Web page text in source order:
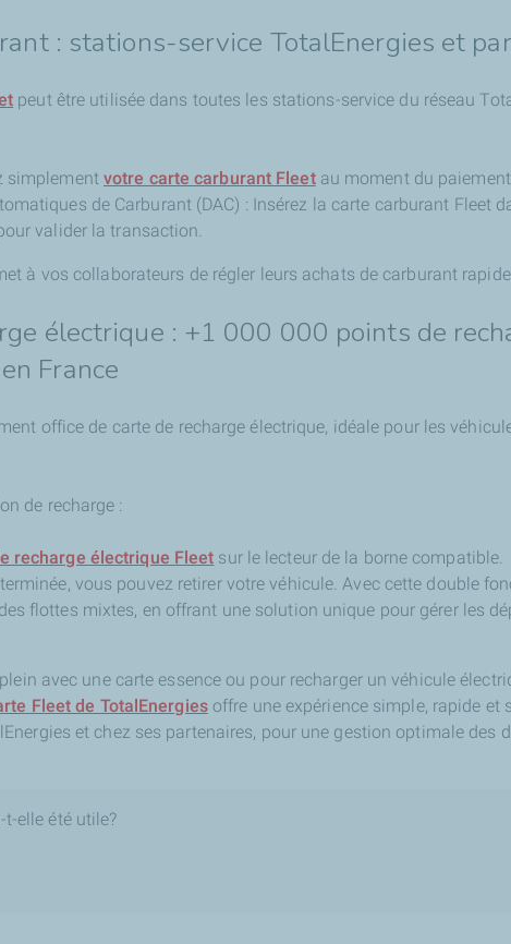
: stations-service TotalEnergies et
peut être utilisée dans toutes les stations-service du réseau
simplement votre carte carburant Fleetau moment du paiement.
de Carburant (DAC) : Insérez la carte carburant Fleet
valider la transaction.
à vos collaborateurs de régler leurs achats de carburant
électrique : +1 000 000 points de
France
office de carte de recharge électrique, idéale pour les
de recharge :
recharge électrique Fleet sur le lecteur de la borne compatible.
vous pouvez retirer votre véhicule. Avec cette double
flottes mixtes, en offrant une solution unique pour gérer les
avec une carte essence ou pour recharger un véhicule
Fleet de TotalEnergiesoffre une expérience simple, rapide et
et chez ses partenaires, pour une gestion optimale des
t-elle été utile?